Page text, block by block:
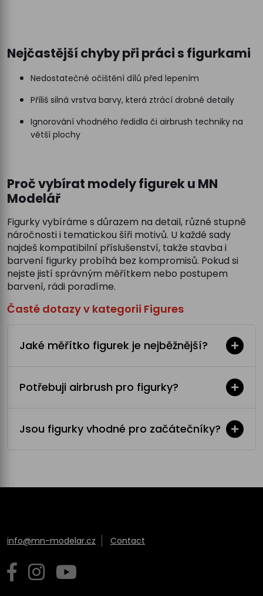
Nejčastější chyby při práci s figurkami
Nedostatečné očištění dílů před lepením
Příliš silná vrstva barvy, která ztrácí drobné detaily
Ignorování vhodného ředidla či airbrush techniky na
větší plochy
Proč vybírat modely figurek u MN
Modelář
Figurky vybíráme s důrazem na detail, různé stupně
náročnosti i tematickou šíři motivů. U každé sady
najdeš kompatibilní příslušenství, takže stavba i
barvení figurky probíhá bez kompromisů. Pokud si
nejste jistí správným měřítkem nebo postupem
barvení, rádi poradíme.
Časté dotazy v kategorii Figures
Jaké měřítko figurek je nejběžnější?
Potřebuji airbrush pro figurky?
Jsou figurky vhodné pro začátečníky?
info@mn-modelar.cz Contact